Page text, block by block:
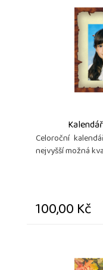
Celoroční
nejvyšší možná
100,00 Kč